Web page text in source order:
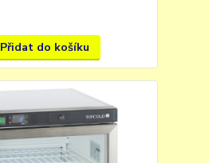
Přidat do košíku